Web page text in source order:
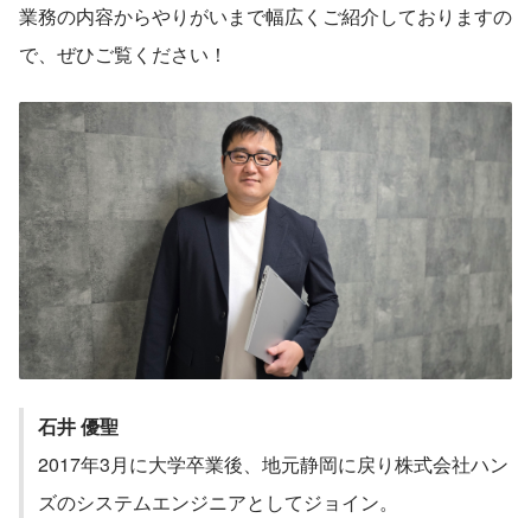
業務の内容からやりがいまで幅広くご紹介しておりますの
で、ぜひご覧ください！
石井 優聖
2017年3月に大学卒業後、地元静岡に戻り株式会社ハン
ズのシステムエンジニアとしてジョイン。